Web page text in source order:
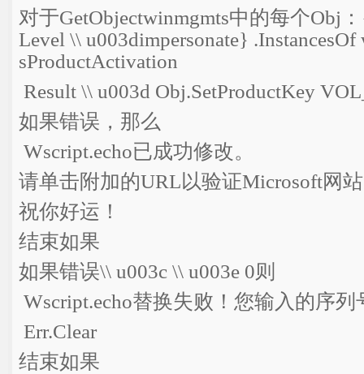
对于GetObjectwinmgmts中的每个Obj
Level \\ u003dimpersonate}
sProductActivation
Result \\ u003d Obj.SetProductKey
如果错误，那么
Wscript.echo已成功修改。
请单击附加的URL以验证Microsoft网
祝你好运！
结束如果
如果错误\\ u003c \\ u003e 0则
Wscript.echo替换失败！您输入的序
Err.Clear
结束如果